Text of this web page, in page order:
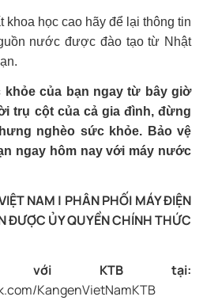
khoa học cao hãy để lại thông tin
nước được đào tạo từ Nhật
khỏe của bạn ngay từ bây giờ
trụ cột của cả gia đình, đừng
nghèo sức khỏe. Bảo vệ
ngay hôm nay với máy nước
NAM | PHÂN PHỐI MÁY ĐIỆN
ĐƯỢC ỦY QUYỀN CHÍNH THỨC
với KTB tại:
KangenVietNamKTB